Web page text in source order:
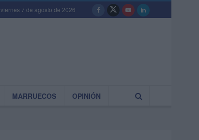
viernes 7 de agosto de 2026
MARRUECOS OPINIÓN